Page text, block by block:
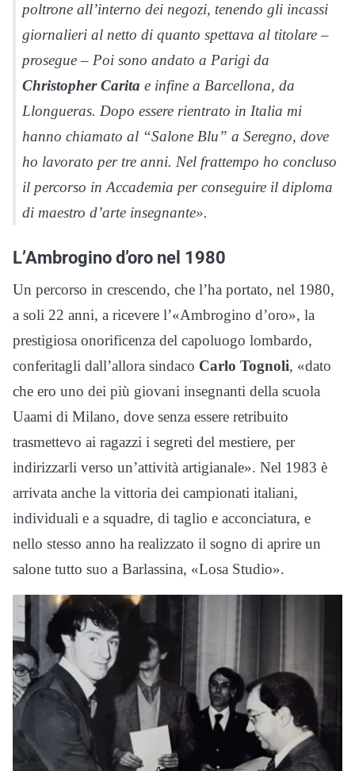
poltrone all’interno dei negozi, tenendo gli incassi
giornalieri al netto di quanto spettava al titolare –
prosegue – Poi sono andato a Parigi da
Christopher Carita e infine a Barcellona, da
Llongueras. Dopo essere rientrato in Italia mi
hanno chiamato al “Salone Blu” a Seregno, dove
ho lavorato per tre anni. Nel frattempo ho concluso
il percorso in Accademia per conseguire il diploma
di maestro d’arte insegnante».
L’Ambrogino d’oro nel 1980
Un percorso in crescendo, che l’ha portato, nel 1980,
a soli 22 anni, a ricevere l’«Ambrogino d’oro», la
prestigiosa onorificenza del capoluogo lombardo,
conferitagli dall’allora sindaco Carlo Tognoli, «dato
che ero uno dei più giovani insegnanti della scuola
Uaami di Milano, dove senza essere retribuito
trasmettevo ai ragazzi i segreti del mestiere, per
indirizzarli verso un’attività artigianale». Nel 1983 è
arrivata anche la vittoria dei campionati italiani,
individuali e a squadre, di taglio e acconciatura, e
nello stesso anno ha realizzato il sogno di aprire un
salone tutto suo a Barlassina, «Losa Studio».